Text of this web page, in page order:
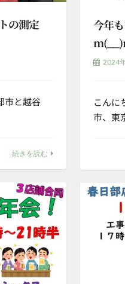
の測定
市と越谷
続きを読む
今年
2024
こんに
市、東